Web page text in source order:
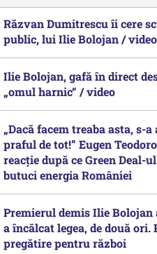
Răzvan Dumitrescu îi cere
public, lui Ilie Bolojan / video
Ilie Bolojan, gafă în direct
„omul harnic“ / video
„Dacă facem treaba asta, s-a
praful de tot!” Eugen
reacție după ce Green Deal-
butuci energia României
Premierul demis Ilie Bolojan
a încălcat legea, de două ori.
pregătire pentru război